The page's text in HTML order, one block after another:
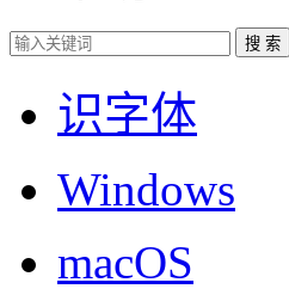
识字体
Windows
macOS